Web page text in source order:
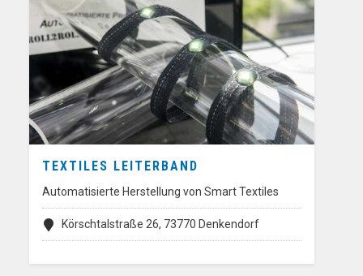
TEXTILES LEITERBAND
Automatisierte Herstellung von Smart Textiles
Körschtalstraße 26, 73770 Denkendorf